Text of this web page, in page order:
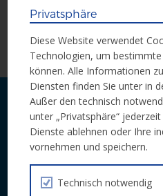
sowie weitere ExpertInnen zum
Weitere Info
Laufende
Veranstaltungen
JETZT
Privatsphäre
Diese Website verwendet
Technologien, um
können. Alle Informationen
Diensten finden Sie unter in
Außer den technisch
unter „Privatsphäre“
Dienste ablehnen oder Ihre
vornehmen und speichern.
Technisch notwendig